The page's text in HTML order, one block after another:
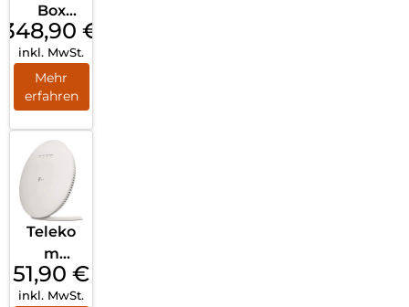
Box
6690
Kabel
Weiß
348,90 €
inkl. MwSt.
Mehr
erfahren
Teleko
m
Speed
Home
51,90 €
inkl. MwSt.